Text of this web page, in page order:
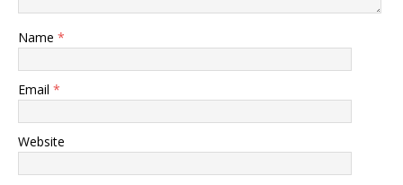
Name *
Email *
Website